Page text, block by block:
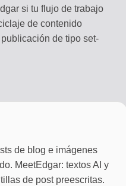
si tu flujo de trabajo
de contenido
de tipo set-
de blog e imágenes
MeetEdgar: textos AI y
de post preescritas.